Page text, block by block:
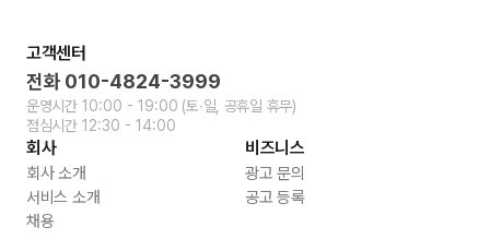
고객센터
전화 010-4824-3999
운영시간 10:00 - 19:00 (토∙일, 공휴일 휴무)
점심시간 12:30 - 14:00
회사
회사 소개
서비스 소개
채용
비즈니스
광고 문의
공고 등록